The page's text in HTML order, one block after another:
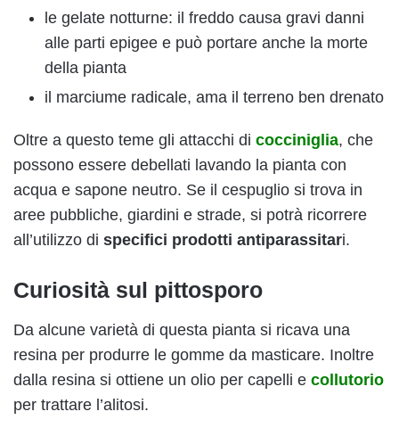
le gelate notturne: il freddo causa gravi danni
alle parti epigee e può portare anche la morte
della pianta
il marciume radicale, ama il terreno ben drenato
Oltre a questo teme gli attacchi di cocciniglia, che
possono essere debellati lavando la pianta con
acqua e sapone neutro. Se il cespuglio si trova in
aree pubbliche, giardini e strade, si potrà ricorrere
all’utilizzo di specifici prodotti antiparassitari.
Curiosità sul pittosporo
Da alcune varietà di questa pianta si ricava una
resina per produrre le gomme da masticare. Inoltre
dalla resina si ottiene un olio per capelli e collutorio
per trattare l’alitosi.